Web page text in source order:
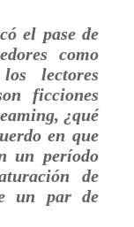
el pase de
como
lectores
ficciones
¿qué
en que
un período
de
un par de